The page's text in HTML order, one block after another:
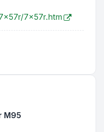
7x57r.htm
M95